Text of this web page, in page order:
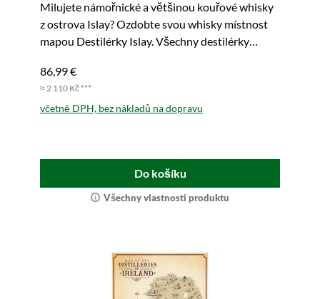
Milujete námořnické a většinou kouřové whisky
z ostrova Islay? Ozdobte svou whisky místnost
mapou Destilérky Islay. Všechny destilérky
86,99 €
≈ 2 110 Kč ***
včetně DPH, bez nákladů na dopravu
Do košíku
Všechny vlastnosti produktu